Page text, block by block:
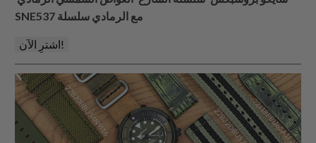
SNE537 مع الرمادي سلسلة
اشترِ الآن!